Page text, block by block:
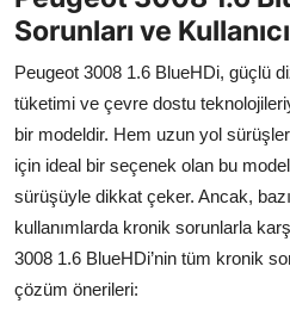
LPG & Yakıt
Elektrik & Akü
Klima & Konfor
Aydınlatma & Görüş
Şanzıman & Aktarma
Dizel Sistemler
Sorunları ve
Peugeot 3008 1.6 BlueHDi, güçlü
tüketimi ve çevre dostu
bir modeldir. Hem uzun yol
için ideal bir seçenek olan bu
sürüşüyle dikkat çeker. Ancak,
kullanımlarda kronik sorunlarla
3008 1.6 BlueHDi’nin tüm kronik
çözüm önerileri: